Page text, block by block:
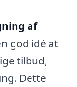
af
god idé at
tilbud,
Dette